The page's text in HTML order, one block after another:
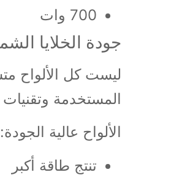
700 وات
جودة الخلايا
ليست كل الألواح
المستخدمة وتقنيات
الألواح عالية الجودة:
تنتج طاقة أكبر